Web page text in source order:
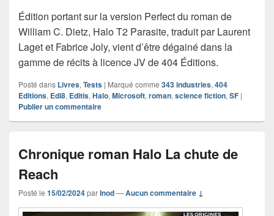
Édition portant sur la version Perfect du roman de
William C. Dietz, Halo T2 Parasite, traduit par Laurent
Laget et Fabrice Joly, vient d’être dégainé dans la
gamme de récits à licence JV de 404 Éditions.
Posté dans Livres, Tests | Marqué comme 343 industries, 404
Editions, Edi8, Editis, Halo, Microsoft, roman, science fiction, SF |
Publier un commentaire
Chronique roman Halo La chute de
Reach
Posté le 15/02/2024parInod—Aucun commentaire ↓